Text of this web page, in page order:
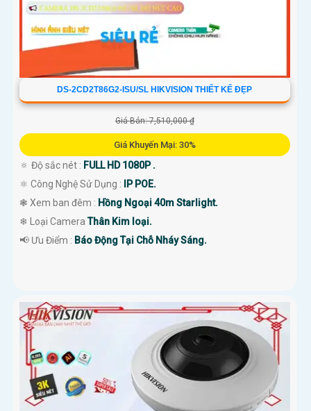
DS-2CD2T86G2-ISU/SL HIKVISION THIẾT KẾ ĐẸP
Giá Bán: 7,510,000 ₫
Giá Khuyến Mại: 30%
🔅 Độ sắc nét : FULL HD 1080P .
⚛️ Công Nghệ Sử Dụng :
IP POE.
❃ Xem ban đêm : Hồng Ngoại 40m Starlight.
❄ Loại CameraThân Kim loại.
️📢 Ưu Điểm : Báo Động Tại Chỗ Nháy Sáng.